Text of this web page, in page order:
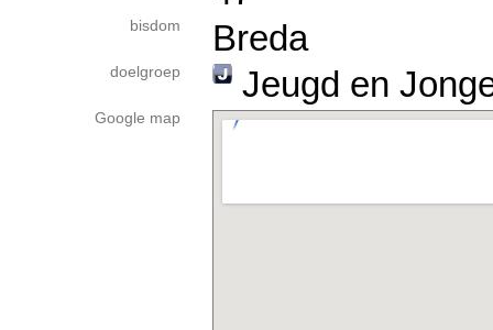
bisdom Breda
doelgroep Jeugd en
Google map